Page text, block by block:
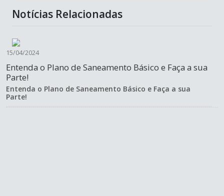
Gabinete do Prefeito tem a seguinte estrutura: I– Chefia de
Documentos;
Notícias Relacionadas
15/04/2024
Entenda o Plano de Saneamento Básico e Faça a sua
Parte!
Entenda o Plano de Saneamento Básico e Faça a sua
Parte!